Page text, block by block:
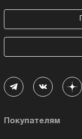
Покупателям